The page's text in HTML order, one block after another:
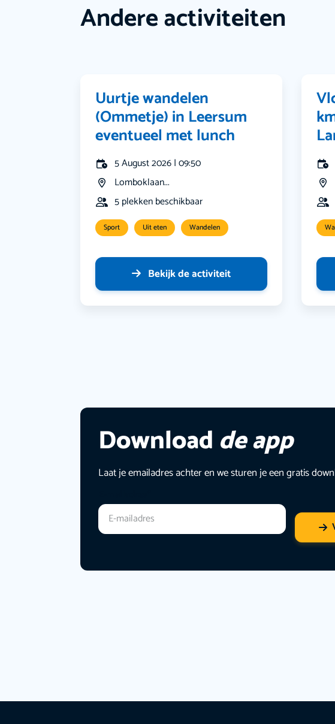
Andere activiteiten
Uurtje wandelen
(Ommetje) in Leersum
eventueel met lunch
5 August 2026 | 09:50
Lomboklaan...
5 plekken beschikbaar
Sport Uit eten Wandelen
Bekijk de activiteit
Download de app
Laat je emailadres achter en we sturen je een gratis